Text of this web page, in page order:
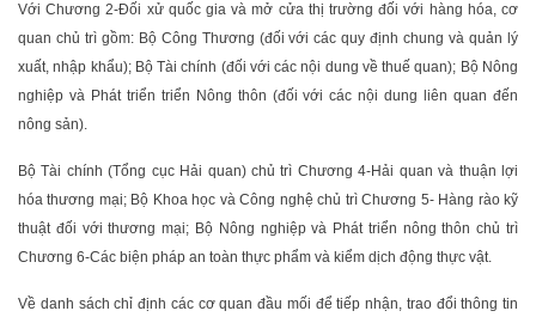
Với Chương 2-Đối xử quốc gia và mở cửa thị trường đối với hàng hóa, cơ
quan chủ trì gồm: Bộ Công Thương (đối với các quy định chung và quản lý
xuất, nhập khẩu); Bộ Tài chính (đối với các nội dung về thuế quan); Bộ Nông
nghiệp và Phát triển triển Nông thôn (đối với các nội dung liên quan đến
nông sản).
Bộ Tài chính (Tổng cục Hải quan) chủ trì Chương 4-Hải quan và thuận lợi
hóa thương mại; Bộ Khoa học và Công nghệ chủ trì Chương 5- Hàng rào kỹ
thuật đối với thương mại; Bộ Nông nghiệp và Phát triển nông thôn chủ trì
Chương 6-Các biện pháp an toàn thực phẩm và kiểm dịch động thực vật.
Về danh sách chỉ định các cơ quan đầu mối để tiếp nhận, trao đổi thông tin